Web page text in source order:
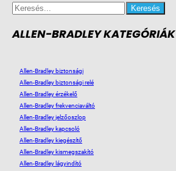
Search
for:
ALLEN-BRADLEY KATEGÓRIÁK
Allen-Bradley biztonsági
Allen-Bradley biztonsági relé
Allen-Bradley érzékelő
Allen-Bradley frekvenciaváltó
Allen-Bradley jelzőoszlop
Allen-Bradley kapcsoló
Allen-Bradley kiegészítő
Allen-Bradley kismegszakító
Allen-Bradley lágyindító